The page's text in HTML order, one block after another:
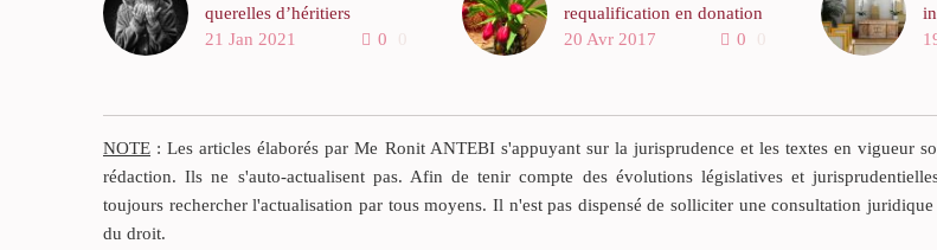
querelles d’héritiers
dessaisit immédiatement
d’un bien ou d’une valeur
en argent au profit d’un
donataire qui accepte.
0 0
21 Jan 2021
requalification en donation
rapportable
HORS SUCCESSION
L’assurance-vie est une
opération d’assurance qui
repose sur la notion d’aléa.
0 0
20 Avr 2017
à
NOTE : Les articles élaborés par Me Ronit ANTEBI s'appuyant sur la jurisprudence et les textes en vigueur
rédaction. Ils ne s'auto-actualisent pas. Afin de tenir compte des évolutions législatives et
toujours rechercher l'actualisation par tous moyens. Il n'est pas dispensé de solliciter une consultation
du droit.